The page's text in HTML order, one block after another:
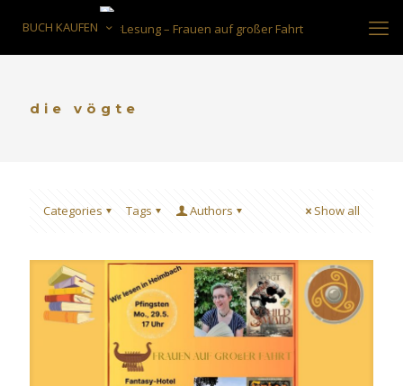
BUCH KAUFEN
die vögte
Categories Tags Authors Show all